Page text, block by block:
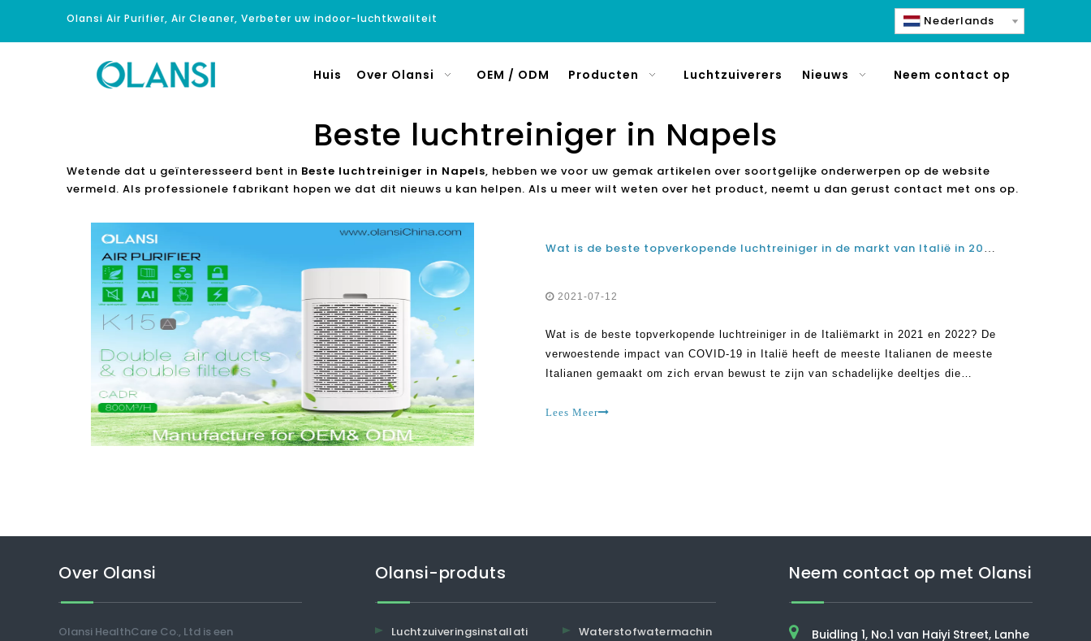
Olansi Air Purifier, Air Cleaner, Verbeter uw indoor-luchtkwaliteit Nederlands
Huis Over Olansi OEM / ODM Producten Luchtzuiverers Nieuws Neem contact op
Beste luchtreiniger in Napels
Wetende dat u geïnteresseerd bent in Beste luchtreiniger in Napels, hebben we voor uw gemak artikelen over soortgelijke onderwerpen op de website
vermeld. Als professionele fabrikant hopen we dat dit nieuws u kan helpen. Als u meer wilt weten over het product, neemt u dan gerust contact met ons op.
Wat is de beste topverkopende luchtreiniger in de markt van Italië in 2021 en 2022?
2021-07-12
Wat is de beste topverkopende luchtreiniger in de Italiëmarkt in 2021 en 2022? De
verwoestende impact van COVID-19 in Italië heeft de meeste Italianen de meeste
Italianen gemaakt om zich ervan bewust te zijn van schadelijke deeltjes die
gebeurtenissen voorspellen deskundigen dat 20
Lees Meer
Over Olansi
Olansi HealthCare Co., Ltd is een
Olansi-produts
Luchtzuiveringsinstallati
Waterstofwatermachin
Neem contact op met Olansi
Buidling 1, No.1 van Haiyi Street, Lanhe